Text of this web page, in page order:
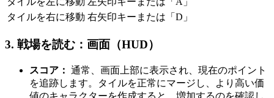
タイルを右に移動 右矢印キーまたは「D」
3. 戦場を読む：画面（HUD）
スコア： 通常、画面上部に表示され、現在のポイント
を追跡します。タイルを正常にマージし、より高い価